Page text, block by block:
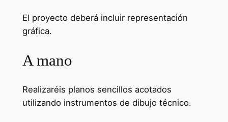
El proyecto deberá incluir representación
gráfica.
A mano
Realizaréis planos sencillos acotados
utilizando instrumentos de dibujo técnico.